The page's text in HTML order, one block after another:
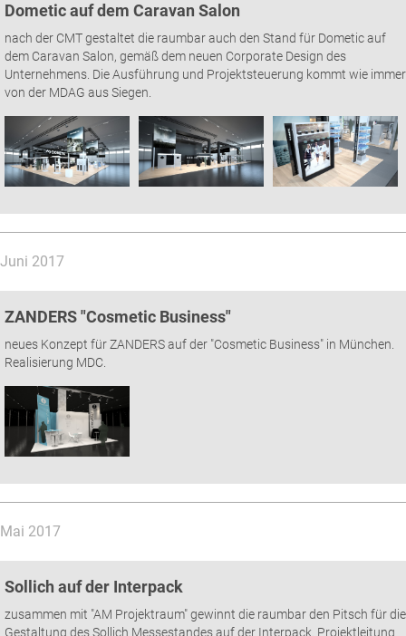
Dometic auf dem Caravan Salon
nach der CMT gestaltet die raumbar auch den Stand für Dometic auf
dem Caravan Salon, gemäß dem neuen Corporate Design des
Unternehmens. Die Ausführung und Projektsteuerung kommt wie immer
von der MDAG aus Siegen.
Juni 2017
ZANDERS "Cosmetic Business"
neues Konzept für ZANDERS auf der "Cosmetic Business" in München.
Realisierung MDC.
Mai 2017
Sollich auf der Interpack
zusammen mit "AM Projektraum" gewinnt die raumbar den Pitsch für die
Gestaltung des Sollich Messestandes auf der Interpack. Projektleitung